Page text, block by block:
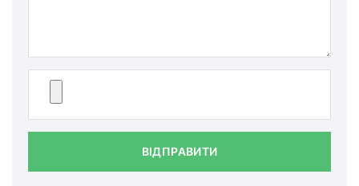
ВІДПРАВИТИ